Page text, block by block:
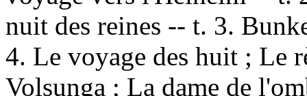
nuit des reines -- t. 3.
4. Le voyage des huit ; Le
Volsunga ; La dame de